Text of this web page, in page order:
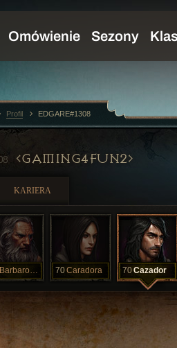
GAMING4FUN2
KARIERA
Barbarouno 70Caradora 70Cazador
Profil EDGARE#1308